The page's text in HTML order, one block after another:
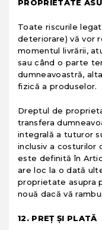
PROPRIETATE
Toate riscurile
deteriorare) vă vor
momentul livrării,
sau când o parte
dumneavoastră,
fizică a produselor.
Dreptul de
transfera
integrală a tuturor
inclusiv a costurilor
este definită în
are loc la o dată
proprietate asupra
nouă dacă vă
12. PREȚ ȘI PLATĂ